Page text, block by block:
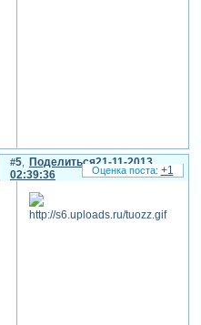
Поделиться
5
21-11-2013
02:39:36
+1